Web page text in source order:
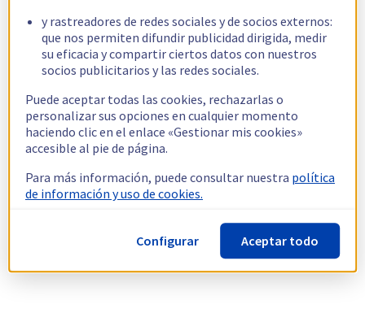
y rastreadores de redes sociales y de socios externos:
que nos permiten difundir publicidad dirigida, medir
su eficacia y compartir ciertos datos con nuestros
socios publicitarios y las redes sociales.
Puede aceptar todas las cookies, rechazarlas o
personalizar sus opciones en cualquier momento
haciendo clic en el enlace «Gestionar mis cookies»
accesible al pie de página.
Para más información, puede consultar nuestra política
de información y uso de cookies.
Configurar Aceptar todo